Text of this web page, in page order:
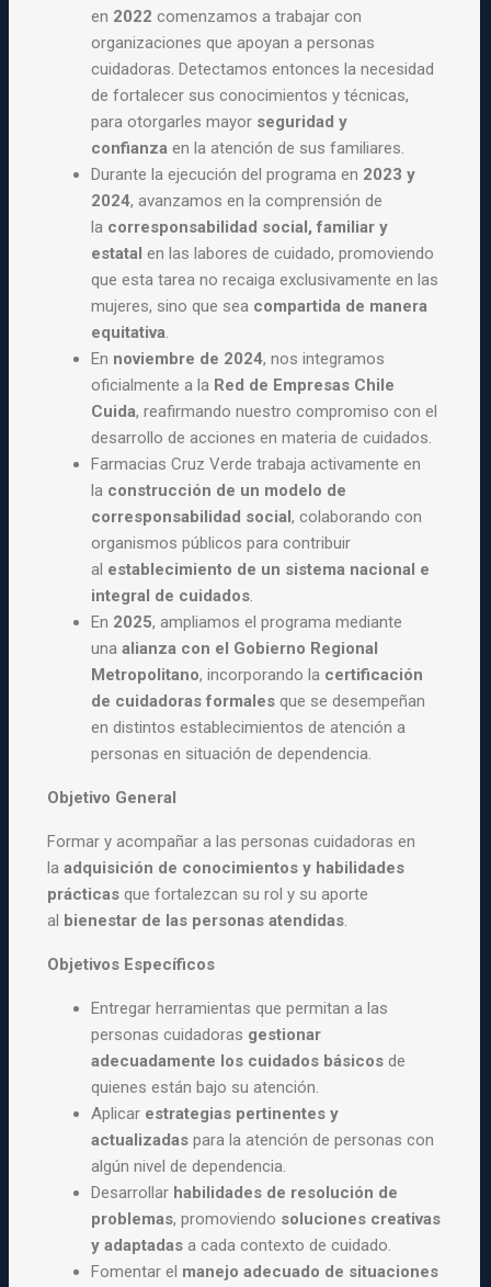
en 2022 comenzamos a trabajar con
organizaciones que apoyan a personas
cuidadoras. Detectamos entonces la necesidad
de fortalecer sus conocimientos y técnicas,
para otorgarles mayor seguridad y
confianza en la atención de sus familiares.
Durante la ejecución del programa en 2023 y
2024, avanzamos en la comprensión de
la corresponsabilidad social, familiar y
estatal en las labores de cuidado, promoviendo
que esta tarea no recaiga exclusivamente en las
mujeres, sino que sea compartida de manera
equitativa.
En noviembre de 2024, nos integramos
oficialmente a la Red de Empresas Chile
Cuida, reafirmando nuestro compromiso con el
desarrollo de acciones en materia de cuidados.
Farmacias Cruz Verde trabaja activamente en
la construcción de un modelo de
corresponsabilidad social, colaborando con
organismos públicos para contribuir
al establecimiento de un sistema nacional e
integral de cuidados.
En 2025, ampliamos el programa mediante
unaalianza con el Gobierno Regional
Metropolitano, incorporando la certificación
de cuidadoras formales que se desempeñan
en distintos establecimientos de atención a
personas en situación de dependencia.
Objetivo General
Formar y acompañar a las personas cuidadoras en
laadquisición de conocimientos y habilidades
prácticas que fortalezcan su rol y su aporte
al bienestar de las personas atendidas.
Objetivos Específicos
Entregar herramientas que permitan a las
personas cuidadoras gestionar
adecuadamente los cuidados básicos de
quienes están bajo su atención.
Aplicar estrategias pertinentes y
actualizadas para la atención de personas con
algún nivel de dependencia.
Desarrollar habilidades de resolución de
problemas, promoviendo soluciones creativas
y adaptadas a cada contexto de cuidado.
Fomentar el manejo adecuado de situaciones